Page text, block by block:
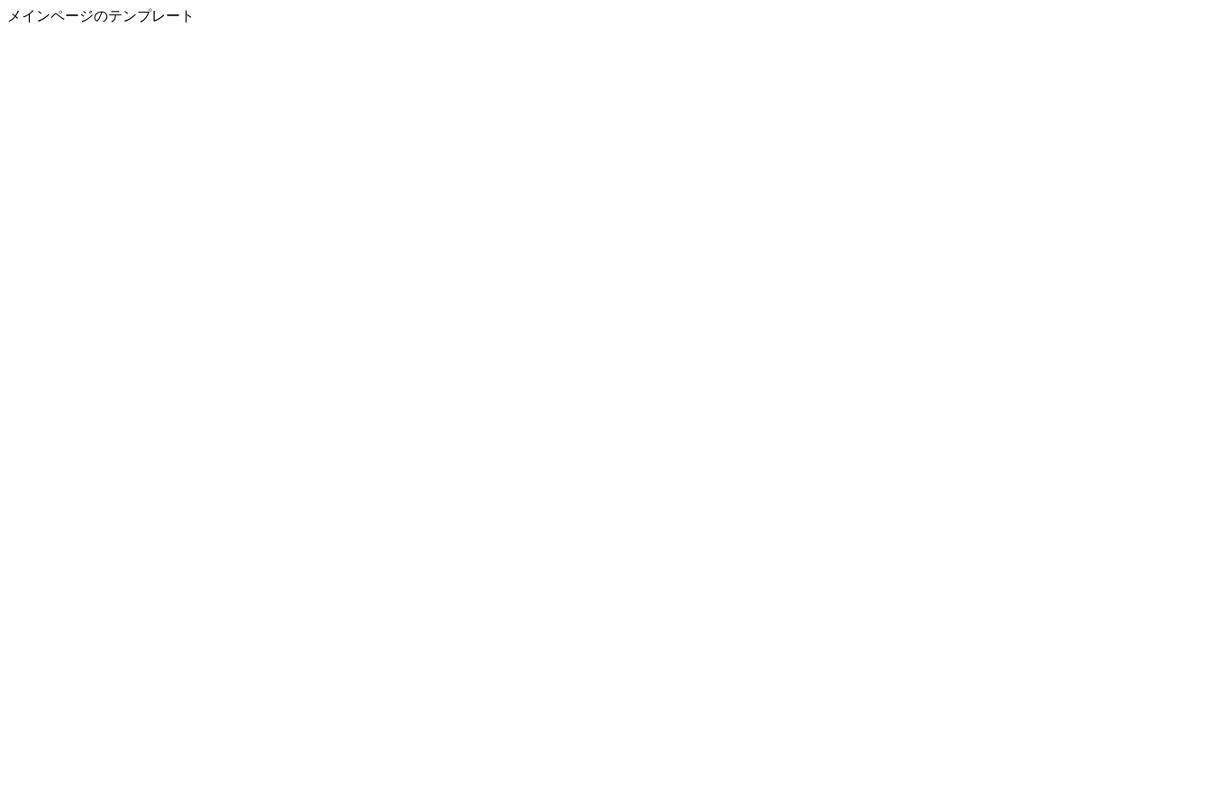
メインページのテンプレート